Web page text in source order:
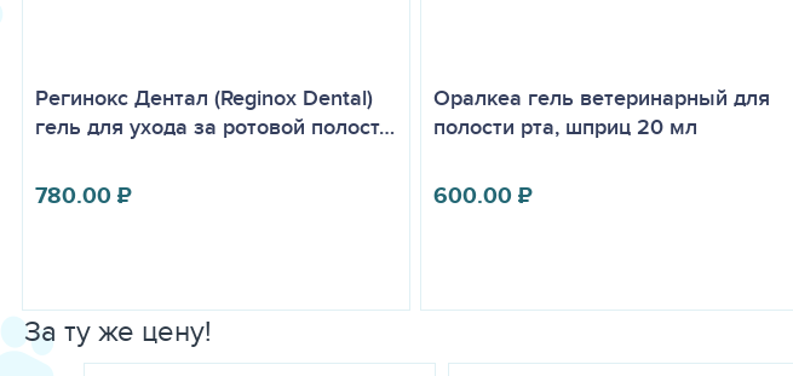
Регинокс Дентал (Reginox Dental)
гель для ухода за ротовой полост…
780.00₽
Оралкеа гель ветеринарный для
полости рта, шприц 20 мл
600.00₽
За ту же цену!